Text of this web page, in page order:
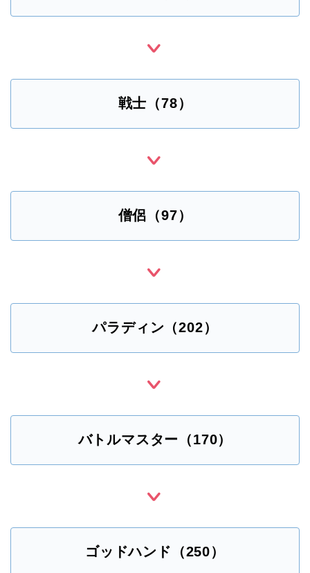
戦士（78）
僧侶（97）
パラディン（202）
バトルマスター（170）
ゴッドハンド（250）